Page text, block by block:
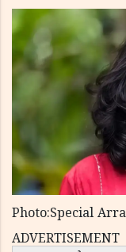
Photo:Special
ADVERTISEMENT